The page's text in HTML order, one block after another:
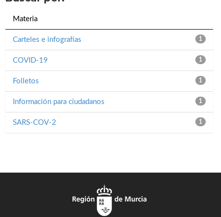
Materia
1
Carteles e infografías
1
COVID-19
1
Folletos
1
Información para ciudadanos
1
SARS-COV-2